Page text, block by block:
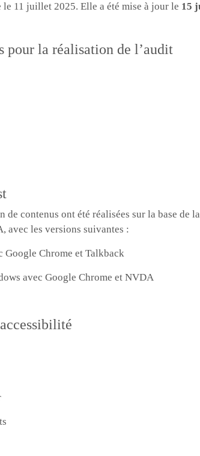
11 juillet 2025. Elle a été mise à jour le 15
pour la réalisation de l’audit
contenus ont été réalisées sur la base de
avec les versions suivantes :
Chrome et Talkback
avec Google Chrome et NVDA